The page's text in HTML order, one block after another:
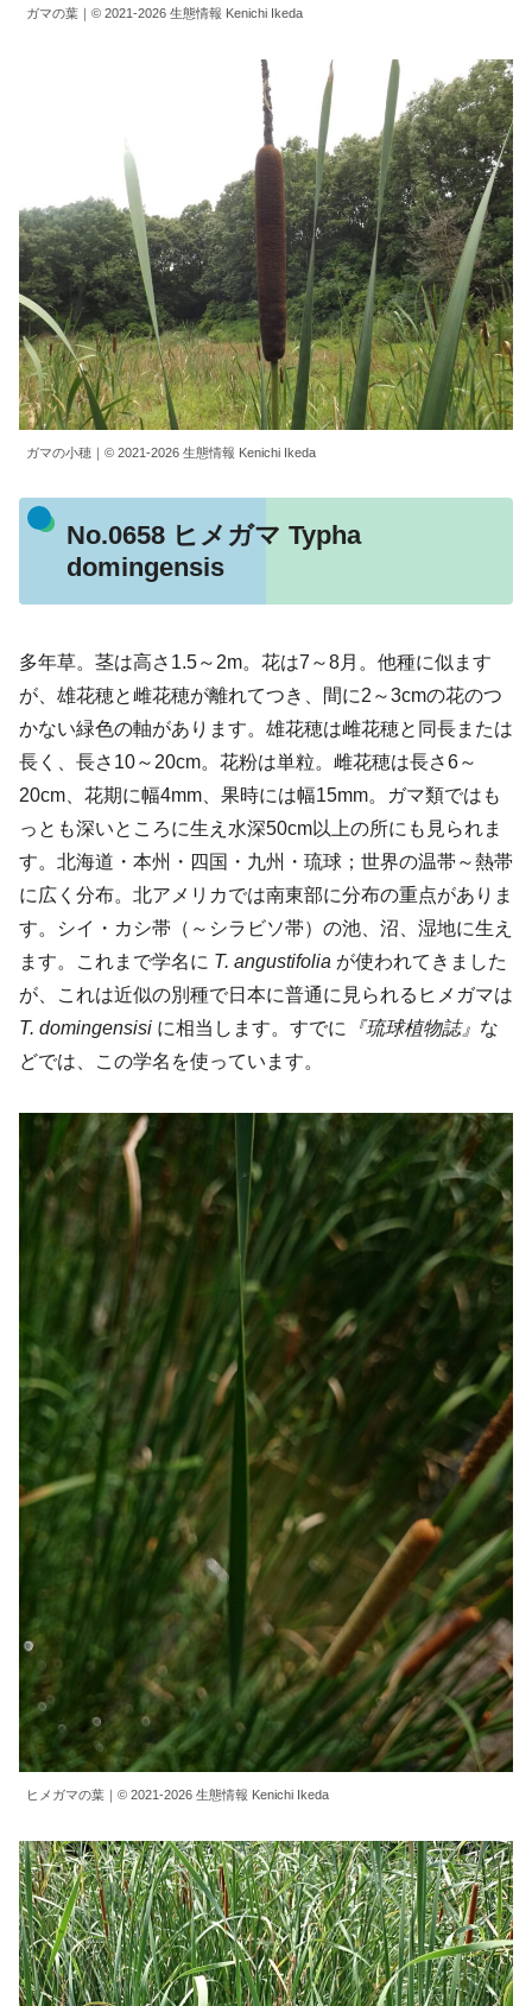
ガマの葉｜© 2021-2026 生態情報 Kenichi Ikeda
ガマの小穂｜© 2021-2026 生態情報 Kenichi Ikeda
No.0658 ヒメガマ Typha
domingensis
多年草。茎は高さ1.5～2m。花は7～8月。他種に似ます
が、雄花穂と雌花穂が離れてつき、間に2～3cmの花のつ
かない緑色の軸があります。雄花穂は雌花穂と同長または
長く、長さ10～20cm。花粉は単粒。雌花穂は長さ6～
20cm、花期に幅4mm、果時には幅15mm。ガマ類ではも
っとも深いところに生え水深50cm以上の所にも見られま
す。北海道・本州・四国・九州・琉球；世界の温帯～熱帯
に広く分布。北アメリカでは南東部に分布の重点がありま
す。シイ・カシ帯（～シラビソ帯）の池、沼、湿地に生え
ます。これまで学名に T. angustifolia が使われてきました
が、これは近似の別種で日本に普通に見られるヒメガマは
T. domingensisi に相当します。すでに 『琉球植物誌』 な
どでは、この学名を使っています。
ヒメガマの葉｜© 2021-2026 生態情報 Kenichi Ikeda